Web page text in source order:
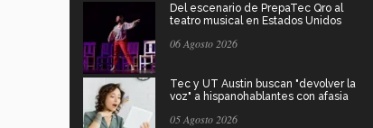
Del escenario de PrepaTec Qro al
teatro musical en Estados Unidos
06 Agosto 2026
Tec y UT Austin buscan "devolver la
voz" a hispanohablantes con afasia
05 Agosto 2026